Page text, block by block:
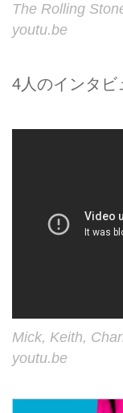
The Rolling
youtu.be
4人のインタビ
Mick, Keith,
youtu.be